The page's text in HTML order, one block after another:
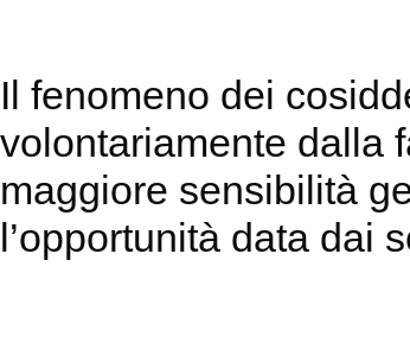
Il fenomeno dei
volontariamente dalla
maggiore sensibilità
l’opportunità data dai